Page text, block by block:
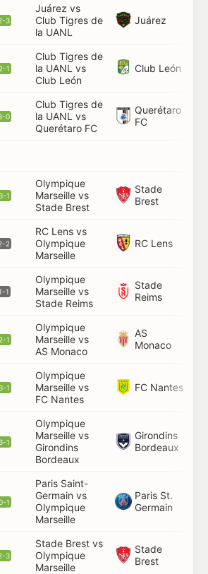
3
Juárez vs
Club Tigres de
la UANL
Juárez
2-1
Club Tigres de
la UANL vs
Club León
Club León
0
Club Tigres de
la UANL vs
Querétaro FC
Querétaro
FC
3-1
Olympique
Marseille vs
Stade Brest
Stade
Brest
2
RC Lens vs
Olympique
Marseille
RC Lens
1
Olympique
Marseille vs
Stade Reims
Stade
Reims
2-1
Olympique
Marseille vs
AS Monaco
AS
Monaco
3-1
Olympique
Marseille vs
FC Nantes
FC Nantes
3-1
Olympique
Marseille vs
Girondins
Bordeaux
Girondins
Bordeaux
1
Paris Saint-
Germain vs
Olympique
Marseille
Paris St.
Germain
3
Stade Brest vs
Olympique
Marseille
Stade
Brest